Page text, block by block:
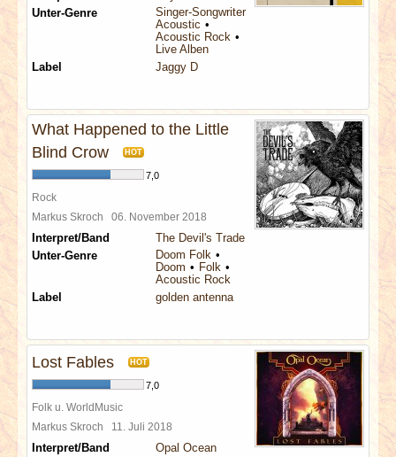
Unter-Genre
Singer-Songwriter
Acoustic
Acoustic Rock
Live Alben
Label
Jaggy D
What Happened to the Little
Blind Crow
HOT
7,0
Rock
Markus Skroch 06. November 2018
Interpret/Band
The Devil's Trade
Unter-Genre
Doom Folk
Doom
Folk
Acoustic Rock
Label
golden antenna
Lost Fables HOT
7,0
Folk u. WorldMusic
Markus Skroch 11. Juli 2018
Interpret/Band
Opal Ocean